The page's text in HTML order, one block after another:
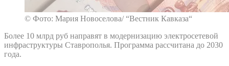
© Фото: Мария Новоселова/ “Вестник Кавказа“
Более 10 млрд руб направят в модернизацию электросетевой
инфраструктуры Ставрополья. Программа рассчитана до 2030
года.